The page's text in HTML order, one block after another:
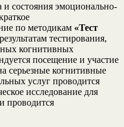
и состояния эмоционально-
по методикам «Тест
тестирования,
когнитивных
посещение и участие
серьезные когнитивные
услуг проводится
исследование для
проводится